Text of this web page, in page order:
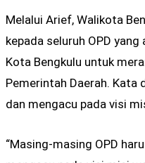
Melalui Arief, Walikota
kepada seluruh OPD
Kota Bengkulu untuk
Pemerintah Daerah. Kata
dan mengacu pada visi
“Masing-masing OPD